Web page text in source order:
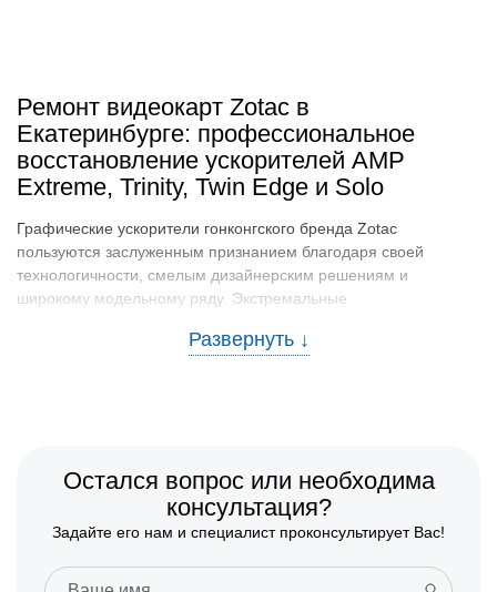
Ремонт видеокарт Zotac в
Екатеринбурге: профессиональное
восстановление ускорителей AMP
Extreme, Trinity, Twin Edge и Solo
Графические ускорители гонконгского бренда Zotac
пользуются заслуженным признанием благодаря своей
технологичности, смелым дизайнерским решениям и
широкому модельному ряду. Экстремальные
сбалансированные решения серии Trinity, ультракомпактные
требования к условиям эксплуатации. Использование
некачественных блоков питания, высыхание заводского
термоинтерфейса, запыление радиатора или агрессивный
Если ваша видеокарта перестала выводить изображение,
Остался вопрос или необходима
консультация?
Задайте его нам и специалист проконсультирует Вас!